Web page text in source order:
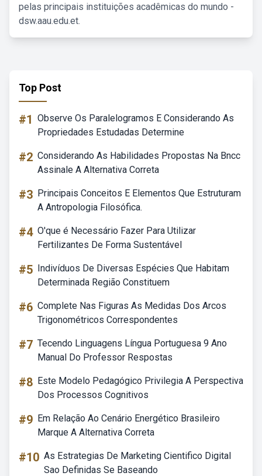
pelas principais instituições acadêmicas do mundo -
dsw.aau.edu.et.
Top Post
#1 Observe Os Paralelogramos E Considerando As
Propriedades Estudadas Determine
#2 Considerando As Habilidades Propostas Na Bncc
Assinale A Alternativa Correta
#3 Principais Conceitos E Elementos Que Estruturam
A Antropologia Filosófica.
#4 O'que é Necessário Fazer Para Utilizar
Fertilizantes De Forma Sustentável
#5 Indivíduos De Diversas Espécies Que Habitam
Determinada Região Constituem
#6 Complete Nas Figuras As Medidas Dos Arcos
Trigonométricos Correspondentes
#7 Tecendo Linguagens Língua Portuguesa 9 Ano
Manual Do Professor Respostas
#8 Este Modelo Pedagógico Privilegia A Perspectiva
Dos Processos Cognitivos
#9 Em Relação Ao Cenário Energético Brasileiro
Marque A Alternativa Correta
#10 As Estrategias De Marketing Cientifico Digital
Sao Definidas Se Baseando